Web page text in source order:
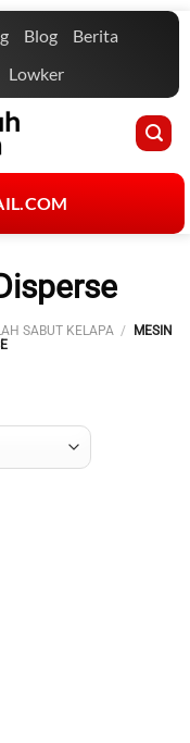
Blog
Berita
Lowker
SABUT KELAPA / MESIN